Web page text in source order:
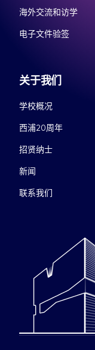
海外交流和访学
电子文件验签
关于我们
学校概况
西浦20周年
招贤纳士
新闻
联系我们